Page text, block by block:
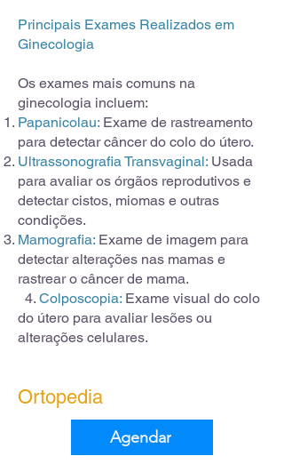
Principais Exames Realizados em
Ginecologia
Os exames mais comuns na
ginecologia incluem:
Papanicolau: Exame de rastreamento
para detectar câncer do colo do útero.
Ultrassonografia Transvaginal: Usada
para avaliar os órgãos reprodutivos e
detectar cistos, miomas e outras
condições.
Mamografia: Exame de imagem para
detectar alterações nas mamas e
rastrear o câncer de mama.
4. Colposcopia: Exame visual do colo
do útero para avaliar lesões ou
alterações celulares.
Ortopedia
Agendar